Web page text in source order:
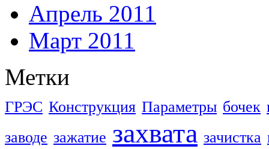
Апрель 2011
Март 2011
Метки
ГРЭС Конструкция Параметры бочек
заводе зажатие захвата зачистка